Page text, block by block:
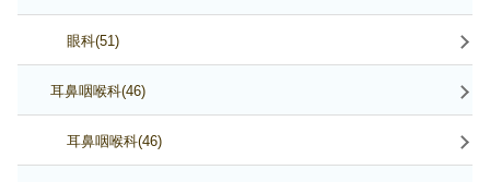
眼科(51)
耳鼻咽喉科(46)
耳鼻咽喉科(46)